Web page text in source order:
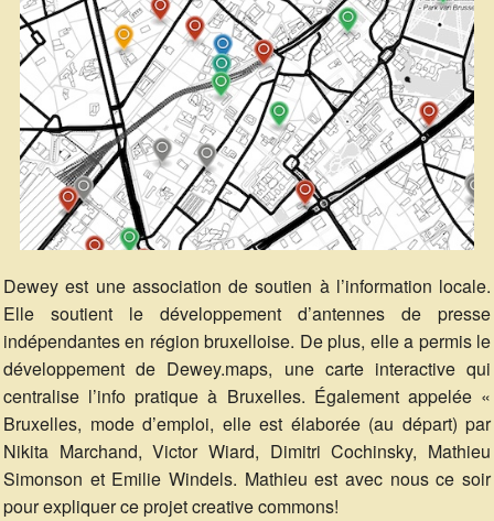
Dewey est une association de soutien à l’information locale.
Elle soutient le développement d’antennes de presse
indépendantes en région bruxelloise. De plus, elle a permis le
développement de Dewey.maps, une carte interactive qui
centralise l’info pratique à Bruxelles. Également appelée «
Bruxelles, mode d’emploi, elle est élaborée (au départ) par
Nikita Marchand, Victor Wiard, Dimitri Cochinsky, Mathieu
Simonson et Emilie Windels. Mathieu est avec nous ce soir
pour expliquer ce projet creative commons!